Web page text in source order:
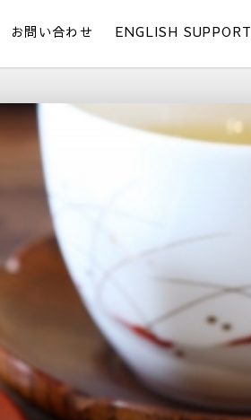
お問い合わせ ENGLISH SUPPORT